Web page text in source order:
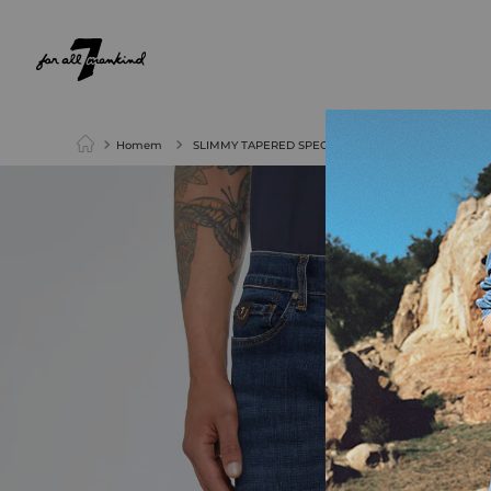
Homem SLIMMY TAPERED SPECIAL EDITION STRETCH TEK